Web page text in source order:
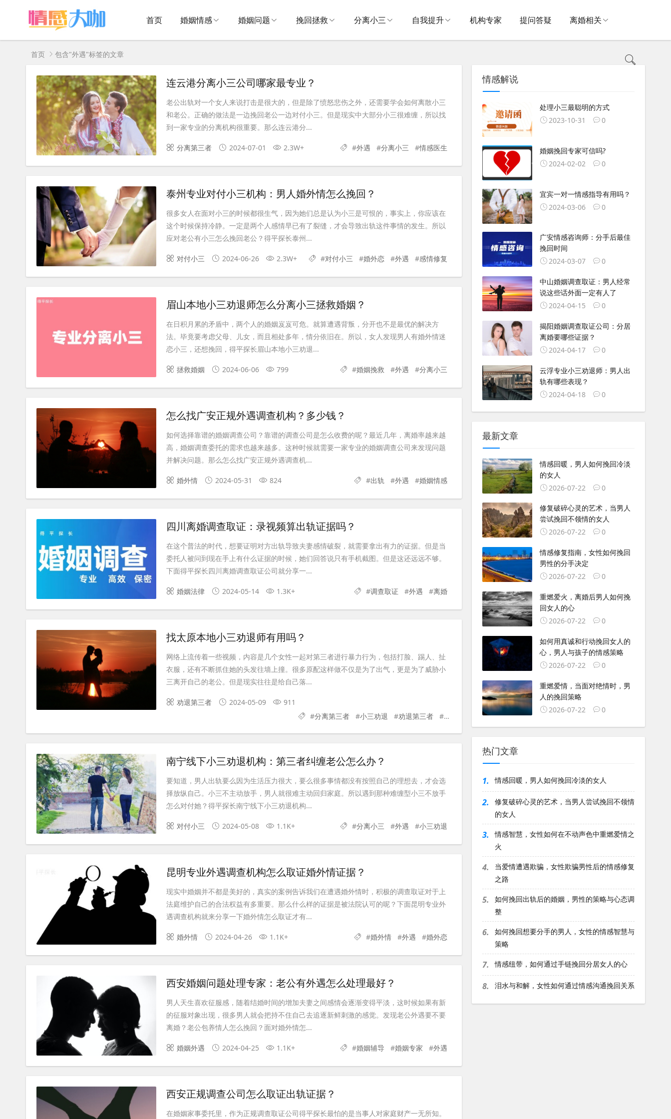
首页 婚姻情感 婚姻问题 挽回拯救 分离小三 自我提升 机构专家 提问答疑 离婚相关
首页 包含"外遇"标签的文章
连云港分离小三公司哪家最专业？
老公出轨对一个女人来说打击是很大的，但是除了愤怒悲伤之外，还需要学会如何离散小三
和老公。正确的做法是一边挽回老公一边对付小三。但是现实中大部分小三很难缠，所以找
到一家专业的分离机构很重要。那么连云港分...
分离第三者 2024-07-01 2.3W+ #外遇 #分离小三 #情感医生
泰州专业对付小三机构：男人婚外情怎么挽回？
很多女人在面对小三的时候都很生气，因为她们总是认为小三是可恨的，事实上，你应该在
这个时候保持冷静。一定是两个人感情早已有了裂缝，才会导致出轨这件事情的发生。所以
应对老公有小三怎么挽回老公？得平探长泰州...
对付小三 2024-06-26 2.3W+ #对付小三 #婚外恋 #外遇 #感情修复
眉山本地小三劝退师怎么分离小三拯救婚姻？
在日积月累的矛盾中，两个人的婚姻岌岌可危。就算遭遇背叛，分开也不是最优的解决方
法。毕竟要考虑父母、儿女，而且相处多年，情分依旧在。所以，女人发现男人有婚外情迷
恋小三，还想挽回，得平探长眉山本地小三劝退...
拯救婚姻 2024-06-06 799 #婚姻挽救 #外遇 #分离小三
怎么找广安正规外遇调查机构？多少钱？
如何选择靠谱的婚姻调查公司？靠谱的调查公司是怎么收费的呢？最近几年，离婚率越来越
高，婚姻调查委托的需求也越来越多。这种时候就需要一家专业的婚姻调查公司来发现问题
并解决问题。那么怎么找广安正规外遇调查机...
婚外情 2024-05-31 824 #出轨 #外遇 #婚姻情感
四川离婚调查取证：录视频算出轨证据吗？
在这个普法的时代，想要证明对方出轨导致夫妻感情破裂，就需要拿出有力的证据。但是当
委托人被问到现在手上有什么证据的时候，她们回答说只有手机截图。但是这还远远不够。
下面得平探长四川离婚调查取证公司就分享一...
婚姻法律 2024-05-14 1.3K+ #调查取证 #外遇 #离婚
找太原本地小三劝退师有用吗？
网络上流传着一些视频，内容是几个女性一起对第三者进行暴力行为，包括打脸、踢人、扯
衣服，还有不断抓住她的头发往墙上撞。很多原配这样做不仅是为了出气，更是为了威胁小
三离开自己的老公。但是现实往往是给自己落...
劝退第三者 2024-05-09
911
#分离第三者 #小三劝退 #劝退第三者 #外遇
南宁线下小三劝退机构：第三者纠缠老公怎么办？
要知道，男人出轨要么因为生活压力很大，要么很多事情都没有按照自己的理想去，才会选
择放纵自己。小三不主动放手，男人就很难主动回归家庭。所以遇到那种难缠型小三不放手
怎么对付她？得平探长南宁线下小三劝退机构...
对付小三 2024-05-08 1.1K+ #分离小三 #外遇 #小三劝退
昆明专业外遇调查机构怎么取证婚外情证据？
现实中婚姻并不都是美好的，真实的案例告诉我们在遭遇婚外情时，积极的调查取证对于上
法庭维护自己的合法权益有多重要。那么什么样的证据是被法院认可的呢？下面昆明专业外
遇调查机构就来分享一下婚外情怎么取证才有...
婚外情 2024-04-26 1.1K+ #婚外情 #外遇 #婚外恋
西安婚姻问题处理专家：老公有外遇怎么处理最好？
男人天生喜欢征服感，随着结婚时间的增加夫妻之间感情会逐渐变得平淡，这时候如果有新
的征服对象出现，很多男人就会把持不住自己去追逐新鲜刺激的感觉。发现老公外遇要不要
离婚？老公包养情人怎么挽回？面对婚外情怎...
婚姻外遇 2024-04-25 1.1K+ #婚姻辅导 #婚姻专家 #外遇
西安正规调查公司怎么取证出轨证据？
在婚姻家事委托里，作为正规调查取证公司得平探长最怕的是当事人对家庭财产一无所知。
情感解说
处理小三最聪明的方式
2023-10-31
0
婚姻挽回专家可信吗?
2024-02-02
0
宜宾一对一情感指导有用吗？
2024-03-06
0
广安情感咨询师：分手后最佳
挽回时间
2024-03-07
0
中山婚姻调查取证：男人经常
说这些话外面一定有人了
2024-04-15
0
揭阳婚姻调查取证公司：分居
离婚要哪些证据？
2024-04-17
0
云浮专业小三劝退师：男人出
轨有哪些表现？
2024-04-18
0
最新文章
情感回暖，男人如何挽回冷淡
的女人
2026-07-22
0
修复破碎心灵的艺术，当男人
尝试挽回不领情的女人
2026-07-22
0
情感修复指南，女性如何挽回
男性的分手决定
2026-07-22
0
重燃爱火，离婚后男人如何挽
回女人的心
2026-07-22
0
如何用真诚和行动挽回女人的
心，男人与孩子的情感策略
2026-07-22
0
重燃爱情，当面对绝情时，男
人的挽回策略
2026-07-22
0
热门文章
1. 情感回暖，男人如何挽回冷淡的女人
2.
修复破碎心灵的艺术，当男人尝试挽回不领情
的女人
3.
情感智慧，女性如何在不动声色中重燃爱情之
火
4.
当爱情遭遇欺骗，女性欺骗男性后的情感修复
之路
5.
如何挽回出轨后的婚姻，男性的策略与心态调
整
6.
如何挽回想要分手的男人，女性的情感智慧与
策略
7. 情感纽带，如何通过手链挽回分居女人的心
8. 泪水与和解，女性如何通过情感沟通挽回关系